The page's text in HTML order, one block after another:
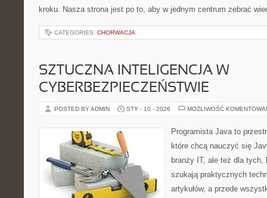
kroku. Nasza strona jest po to, aby w jednym centrum zebrać
CATEGORIES: CHORWACJA
SZTUCZNA INTELIGENCJA W
CYBERBEZPIECZEŃSTWIE
POSTED BY ADMIN STY - 10 - 2026 MOŻLIWOŚĆ
Programista Java to
które chcą nauczyć się
branży IT, ale też dla tych,
szukają praktycznych
artykułów, a przede